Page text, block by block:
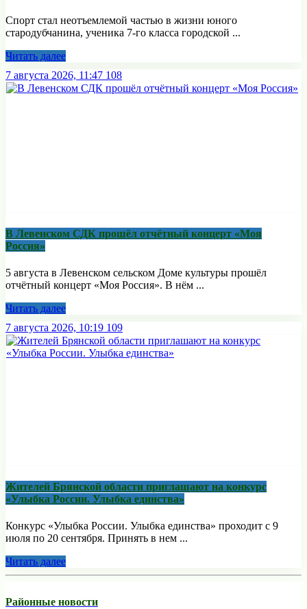
Спорт стал неотъемлемой частью в жизни юного
стародубчанина, ученика 7-го класса городской ...
Читать далее
7 августа 2026, 11:47 108
В Левенском СДК прошёл отчётный концерт «Моя
Россия»
5 августа в Левенском сельском Доме культуры прошёл
отчётный концерт «Моя Россия». В нём ...
Читать далее
7 августа 2026, 10:19 109
Жителей Брянской области приглашают на конкурс
«Улыбка России. Улыбка единства»
Конкурс «Улыбка России. Улыбка единства» проходит с 9
июля по 20 сентября. Принять в нем ...
Читать далее
Районные новости